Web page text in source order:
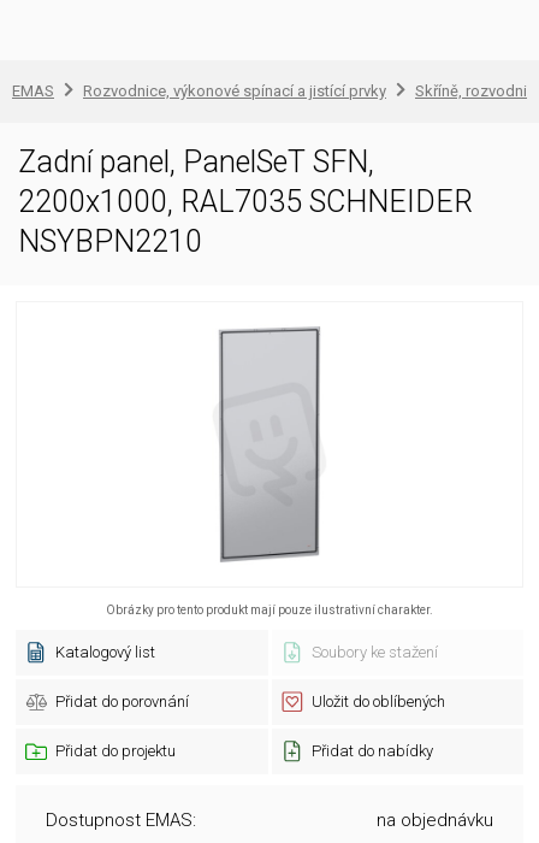
EMAS Rozvodnice, výkonové spínací a jistící prvky Skříně,
Zadní panel, PanelSeT SFN,
2200x1000, RAL7035 SCHNEIDER
NSYBPN2210
Obrázky pro tento produkt mají pouze ilustrativní charakter.
Katalogový list Soubory ke stažení
Přidat do porovnání Uložit do oblíbených
Přidat do projektu Přidat do nabídky
Dostupnost EMAS: na objednávku